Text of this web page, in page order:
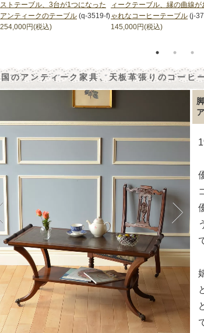
ストテーブル、3台が1つになった
アンティークのテーブル (q-3519-f)
254,000円(税込)
ィークテーブル、縁の曲線が
ゃれなコーヒーテーブル (j-
145,000円(税込)
のアンティーク家具、天板革張りのコー